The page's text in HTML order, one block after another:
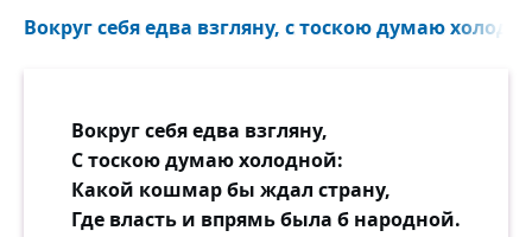
Вокруг себя едва взгляну, с тоскою думаю
Вокруг себя едва взгляну,
С тоскою думаю холодной:
Какой кошмар бы ждал страну,
Где власть и впрямь была б народной.